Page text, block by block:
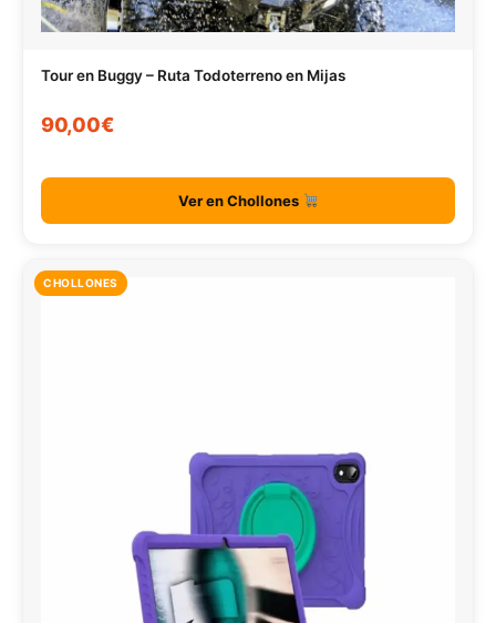
Tour en Buggy – Ruta Todoterreno en Mijas
90,00€
Ver en Chollones
CHOLLONES